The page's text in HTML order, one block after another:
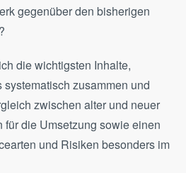
gegenüber den bisherigen
die wichtigsten Inhalte,
zusammen und
zwischen alter und neuer
die Umsetzung sowie einen
und Risiken besonders im